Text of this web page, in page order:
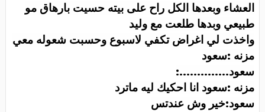
العشاء وبعدها الكل راح على بيته حسيت بارهاق مو
طبيعي وبدها طلعت مع وليد
واخذت لي اغراض تكفي لاسبوع وحسبت شعوله معي
مزنه :سعود
سعود:..............
مزنه :سعود انا احكيك ليه ماترد
سعود:خير وش عندتس